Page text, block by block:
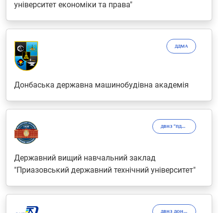
університет економіки та права"
ДДМА
Донбаська державна машинобудівна академія
ДВНЗ "ПДТУ"
Державний вищий навчальний заклад
"Приазовський державний технічний університет"
ДВНЗ ДОННТУ